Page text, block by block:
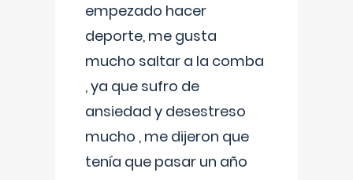
empezado hacer
deporte, me gusta
mucho saltar a la comba
, ya que sufro de
ansiedad y desestreso
mucho , me dijeron que
tenía que pasar un año